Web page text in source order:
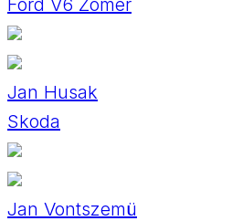
Ford V6 Zomer
Jan Husak
Skoda
Jan Vontszemü